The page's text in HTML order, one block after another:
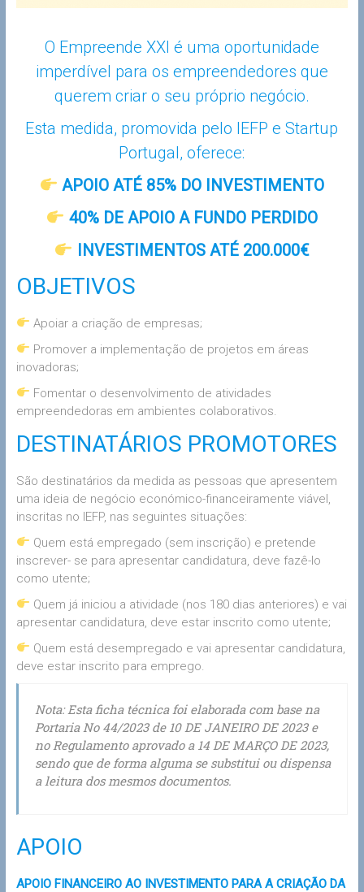
O Empreende XXI é uma oportunidade
imperdível para os empreendedores que
querem criar o seu próprio negócio.
Esta medida, promovida pelo IEFP e Startup
Portugal, oferece:
APOIO ATÉ 85% DO INVESTIMENTO
40% DE APOIO A FUNDO PERDIDO
INVESTIMENTOS ATÉ 200.000€
OBJETIVOS
Apoiar a criação de empresas;
Promover a implementação de projetos em áreas
inovadoras;
Fomentar o desenvolvimento de atividades
empreendedoras em ambientes colaborativos.
DESTINATÁRIOS PROMOTORES
São destinatários da medida as pessoas que apresentem
uma ideia de negócio económico-financeiramente viável,
inscritas no IEFP, nas seguintes situações:
Quem está empregado (sem inscrição) e pretende
inscrever- se para apresentar candidatura, deve fazê-lo
como utente;
Quem já iniciou a atividade (nos 180 dias anteriores) e vai
apresentar candidatura, deve estar inscrito como utente;
Quem está desempregado e vai apresentar candidatura,
deve estar inscrito para emprego.
Nota: Esta ficha técnica foi elaborada com base na
Portaria No 44/2023 de 10 DE JANEIRO DE 2023 e
no Regulamento aprovado a 14 DE MARÇO DE 2023,
sendo que de forma alguma se substitui ou dispensa
a leitura dos mesmos documentos.
APOIO
APOIO FINANCEIRO AO INVESTIMENTO PARA A CRIAÇÃO DA